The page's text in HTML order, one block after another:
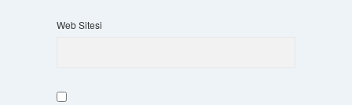
Web Sitesi